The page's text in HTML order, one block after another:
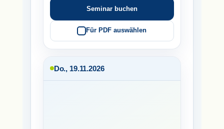
Seminar buchen
Für PDF auswählen
Do., 19.11.2026